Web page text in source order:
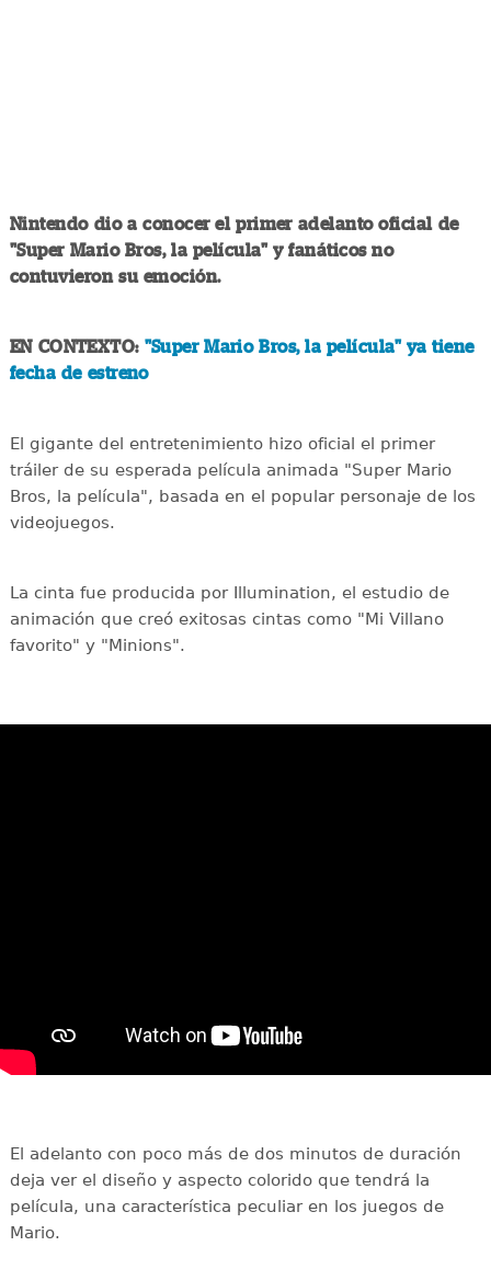
Nintendo dio a conocer el primer adelanto oficial de
"Super Mario Bros, la película" y fanáticos no
contuvieron su emoción.
EN CONTEXTO: "Super Mario Bros, la película" ya tiene
fecha de estreno
El gigante del entretenimiento hizo oficial el primer
tráiler de su esperada película animada "Super Mario
Bros, la película", basada en el popular personaje de los
videojuegos.
La cinta fue producida por Illumination, el estudio de
animación que creó exitosas cintas como "Mi Villano
favorito" y "Minions".
El adelanto con poco más de dos minutos de duración
deja ver el diseño y aspecto colorido que tendrá la
película, una característica peculiar en los juegos de
Mario.